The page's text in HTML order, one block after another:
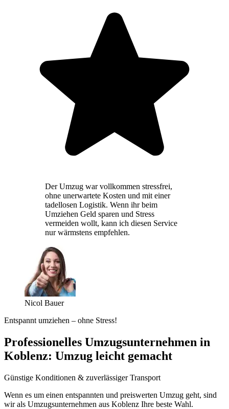
Der Umzug war vollkommen stressfrei,
ohne unerwartete Kosten und mit einer
tadellosen Logistik. Wenn ihr beim
Umziehen Geld sparen und Stress
vermeiden wollt, kann ich diesen Service
nur wärmstens empfehlen.
Nicol Bauer
Entspannt umziehen – ohne Stress!
Professionelles Umzugsunternehmen in
Koblenz: Umzug leicht gemacht
Günstige Konditionen & zuverlässiger Transport
Wenn es um einen entspannten und preiswerten Umzug geht, sind
wir als Umzugsunternehmen aus Koblenz Ihre beste Wahl.